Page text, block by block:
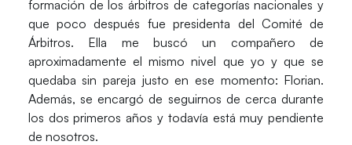
formación de los árbitros de categorías nacionales y
que poco después fue presidenta del Comité de
Árbitros. Ella me buscó un compañero de
aproximadamente el mismo nivel que yo y que se
quedaba sin pareja justo en ese momento: Florian.
Además, se encargó de seguirnos de cerca durante
los dos primeros años y todavía está muy pendiente
de nosotros.